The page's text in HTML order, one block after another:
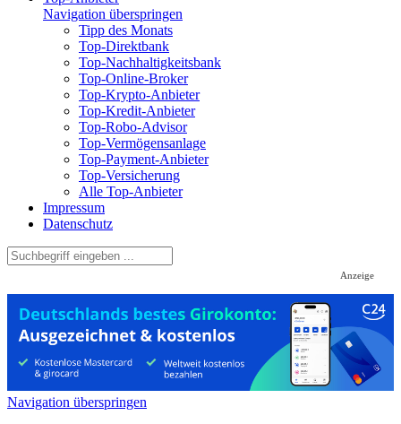
Navigation überspringen
Tipp des Monats
Top-Direktbank
Top-Nachhaltigkeitsbank
Top-Online-Broker
Top-Krypto-Anbieter
Top-Kredit-Anbieter
Top-Robo-Advisor
Top-Vermögensanlage
Top-Payment-Anbieter
Top-Versicherung
Alle Top-Anbieter
Impressum
Datenschutz
Anzeige
Navigation überspringen